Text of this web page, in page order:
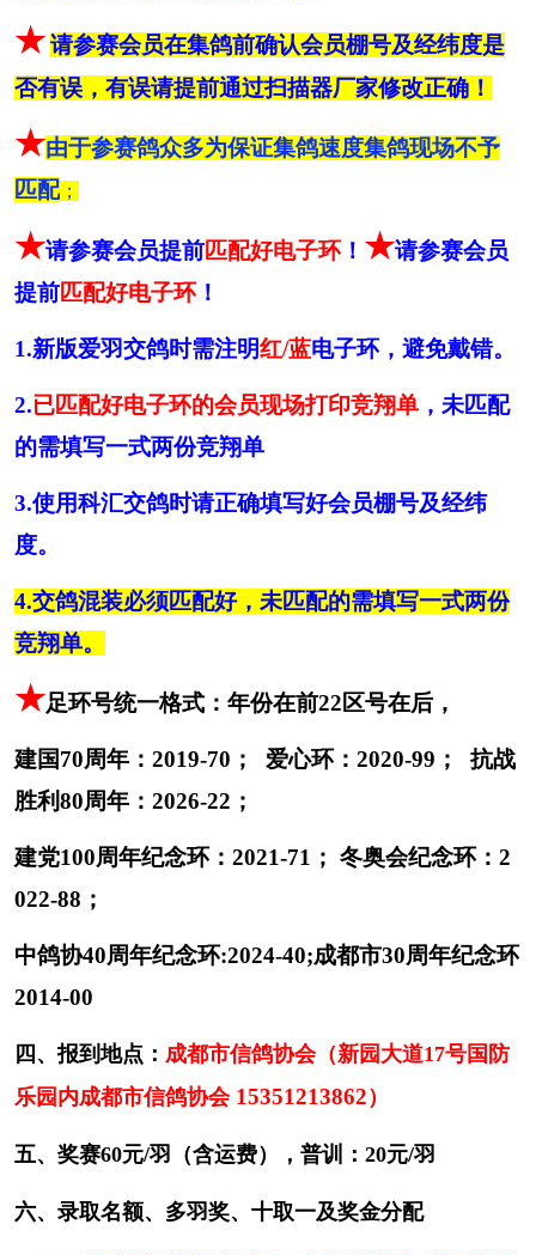
匹配；
★请参赛会员提前匹配好电子环！★请参赛会员
1.新版爱羽交鸽时需注明红/蓝电子环，避免戴
错。
已匹配好电子环的会员现场打印竞翔单
配的需填写一式两份竞翔单
3.使用科汇交鸽时请正确填写好会员棚号及经纬
度。
份竞翔单。
★足环号统一格式：年份在前
建国70周年：2019-70； 爱心环：2020-99；
环：2022-88；
中鸽协40周年纪念环:2024-40;成都市30周年纪
四、报到地点：成都市信鸽协会（新园大道
国防乐园内成都市信鸽协会15351213862 ）
五、奖赛60元/羽（含运费），普训：20元/羽
1、奖赛单羽奖保底录取50名奖金分配（单
羽奖伯马制）如下：
次
冠军 亚军 季军 4－10
奖
金
元
元
元
如集鸽达1050羽，则每多集鸽12羽增加一个名额，
元和进5羽奖600元及进8羽奖1000元名额不限。
多羽奖必须是一人一棚之鸽。
鸽事全汇聚，消息早知道
成都市信鸽协会旗下APP"鸽事汇"，详情咨询
★请参赛会员在集鸽前确认会员棚号及经纬度是
否有误，有误请提前通过扫描器厂家修改正确！
★由于参赛鸽众多为保证集鸽速度集鸽现场不予
匹配；
★请参赛会员提前匹配好电子环！ ★请参赛会员
提前匹配好电子环！
1.新版爱羽交鸽时需注明红/蓝电子环，避免戴错。
2.已匹配好电子环的会员现场打印竞翔单，未匹配
的需填写一式两份竞翔单
3.使用科汇交鸽时请正确填写好会员棚号及经纬
度。
4.交鸽混装必须匹配好，未匹配的需填写一式两份
竞翔单。
★足环号统一格式：年份在前22区号在后，
建国70周年：2019-70； 爱心环：2020-99； 抗战
胜利80周年：2026-22；
建党100周年纪念环：2021-71； 冬奥会纪念环：2
022-88；
中鸽协40周年纪念环:2024-40;成都市30周年纪念环
2014-00
四、报到地点： 成都市信鸽协会（新园大道17号国防
乐园内成都市信鸽协会 15351213862）
五、奖赛60元/羽（含运费），普训：20元/羽
六、录取名额、多羽奖、十取一及奖金分配